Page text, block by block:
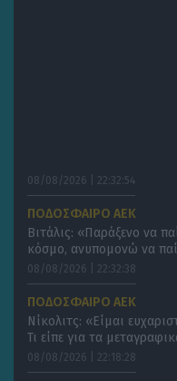
08/08/2026 | 22:32:54
ΠΟΔΟΣΦΑΙΡΟ ΑΕΚ
Βιτάλις: «Παράξενο να
κόσμο, ανυπομονώ να
08/08/2026 | 22:32:38
ΠΟΔΟΣΦΑΙΡΟ ΑΕΚ
Νίκολιτς: «Είμαι
Τι είπε για τα
08/08/2026 | 22:18:28